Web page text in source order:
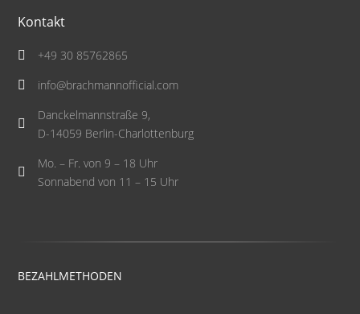
Kontakt
 +49 30 85762865
 info@brachmannofficial.com

Danckelmannstraße 9,
D-14059 Berlin-Charlottenburg

Mo. – Fr. von 9 – 18 Uhr
Sonnabend von 11 – 15 Uhr
BEZAHLMETHODEN